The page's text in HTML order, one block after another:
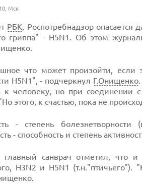
Мск
РБК, Роспотребнадзор опасается
гриппа" - H5N1. Об этом
что может произойти, если
H5N1", - подчеркнул Г.Онищенко
к человеку, но при соединении
этого, к счастью, пока не
- степень
- способность и степень
санврач отметил, что
H3N2 и H5N1